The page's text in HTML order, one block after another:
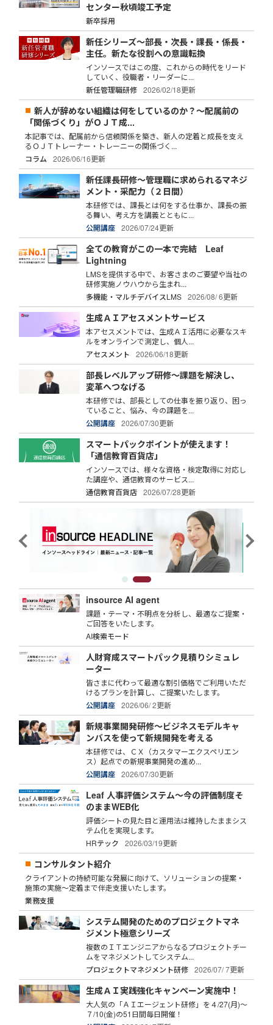
センター秋頃竣工予定
新卒採用
新任シリーズ～部長・次長・課長・係長・
主任。新たな役割への意識転換
インソースではこの度、これからの時代をリード
していく、役職者・リーダーに...
新任管理職研修
2026/02/18更新
新人が辞めない組織は何をしているのか？～配属前の
「関係づくり」がＯＪＴ成...
本記事では、配属前から信頼関係を築き、新人の定着と成長を支え
るＯＪＴトレーナー・トレーニーの関係づく...
コラム
2026/06/16更新
新任課長研修～管理職に求められるマネジ
メント・采配力（２日間）
本研修では、課長とは何をする仕事か、課長の振
る舞い、考え方を講義とともに...
公開講座
2026/07/24更新
全ての教育がこの一本で完結 Leaf
Lightning
LMSを提供する中で、お客さまのご要望や当社の
研修実施ノウハウから生まれ...
多機能・マルチデバイスLMS
2026/08/ 6更新
生成ＡＩアセスメントサービス
本アセスメントでは、生成ＡＩ活用に必要なスキ
ルをオンラインで測定し、個人...
アセスメント
2026/06/18更新
部長レベルアップ研修～課題を解決し、
変革へつなげる
本研修では、部長としての仕事を振り返り、困っ
ていること、悩み、今の課題を...
公開講座
2026/07/30更新
スマートパックポイントが使えます！
「通信教育百貨店」
インソースでは、様々な資格・検定取得に対応し
た講座や、通信教育のサービス...
通信教育百貨店
2026/07/28更新
insource AI agent
課題・テーマ・不明点を分析し、最適なご提案・
ご回答をいたします。
AI検索モード
人財育成スマートパック見積りシミュレ
ーター
皆さまに代わって最適な割引価格でご利用いただ
けるプランを計算し、ご提案いたします。
公開講座
2026/06/ 2更新
新規事業開発研修～ビジネスモデルキャ
ンバスを使って新規開発を考える
本研修では、ＣＸ（カスタマーエクスペリエン
ス）起点での新規事業開発の進め...
公開講座
2026/07/30更新
Leaf 人事評価システム～今の評価制度そ
のままWEB化
評価シートの見た目と運用法は維持したままシス
テム化を実現します。
HRテック
2026/03/19更新
コンサルタント紹介
クライアントの持続可能な発展に向けて、ソリューションの提案・
施策の実施～定着まで伴走支援いたします。
業務支援
システム開発のためのプロジェクトマネ
ジメント極意シリーズ
複数のＩＴエンジニアからなるプロジェクトチー
ムをマネジメントしてシステム...
プロジェクトマネジメント研修
2026/07/ 7更新
生成ＡＩ実践強化キャンペーン実施中！
大人気の「ＡＩエージェント研修」を４/27(月)～
７/10(金)の51日間毎日開催！